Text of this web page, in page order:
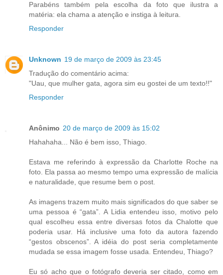
Parabéns também pela escolha da foto que ilustra a
matéria: ela chama a atenção e instiga à leitura.
Responder
Unknown 19 de março de 2009 às 23:45
Tradução do comentário acima:
"Uau, que mulher gata, agora sim eu gostei de um texto!!"
Responder
Anônimo 20 de março de 2009 às 15:02
Hahahaha... Não é bem isso, Thiago.
Estava me referindo à expressão da Charlotte Roche na
foto. Ela passa ao mesmo tempo uma expressão de malícia
e naturalidade, que resume bem o post.
As imagens trazem muito mais significados do que saber se
uma pessoa é “gata”. A Lidia entendeu isso, motivo pelo
qual escolheu essa entre diversas fotos da Chalotte que
poderia usar. Há inclusive uma foto da autora fazendo
“gestos obscenos”. A idéia do post seria completamente
mudada se essa imagem fosse usada. Entendeu, Thiago?
Eu só acho que o fotógrafo deveria ser citado, como em